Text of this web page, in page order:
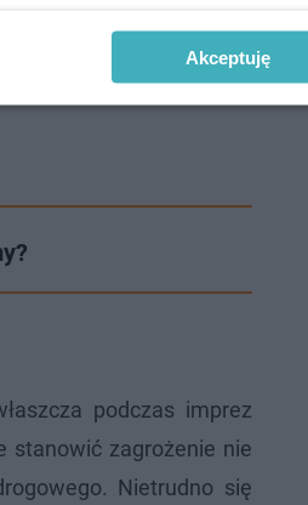
podczas imprez
stanowić zagrożenie nie
Nietrudno się
Akceptuję